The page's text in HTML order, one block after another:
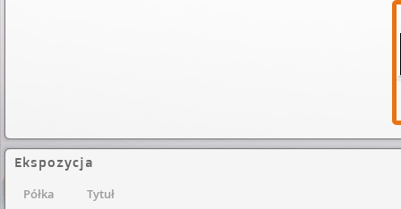
Ekspozycja
Półka
Tytuł